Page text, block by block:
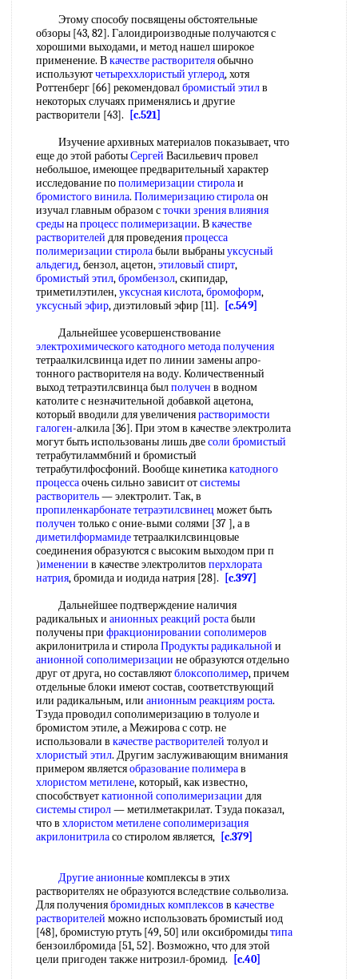
Этому способу посвящены обстоятельные
обзоры [43, 82]. Галоидироизводные получаются с
хорошими выходами, и метод нашел широкое
применение. Вкачестве растворителяобычно
используютчетыреххлористый углерод, хотя
Роттенберг [66] рекомендовалбромистый этилв
некоторых случаях применялись и другие
растворители [43].
[c.521]
Изучение архивных материалов показывает, что
еще до этой работыСергей Васильевич провел
небольшое, имеющее предварительный характер
исследование пополимеризации стиролаи
бромистого винила. Полимеризацию стиролаон
изучал главным образом сточки зрениявлияния
средынапроцесс полимеризации. Вкачестве
растворителей для проведенияпроцесса
полимеризации стиролабыли выбраныуксусный
альдегид, бензол, ацетон,этиловый спирт,
бромистый этил,бромбензол, скипидар,
триметилэтилен,уксусная кислота,бромоформ,
уксусный эфир, диэтиловый эфир [11].
[c.549]
Дальнейшее усовершенствование
электрохимического катодногометода получения
тетраалкилсвинца идет по линии замены апро-
тонного растворителя на воду. Количественный
выход тетраэтилсвинца былполучен в водном
католите с незначительной добавкой ацетона,
который вводили для увеличениярастворимости
галоген-алкила [36]. При этом в качестве электролита
могут быть использованы лишь двесоли бромистый
тетрабутиламмбний и бромистый
тетрабутилфосфоний. Вообще кинетикакатодного
процессаочень сильно зависит отсистемы
растворитель— электролит. Так, в
пропиленкарбонатететраэтилсвинец может быть
получен только с оние-выми солями [37 ], а в
диметилформамидететраалкилсвинцовые
соединения образуются с высоким выходом при п
)именении в качестве электролитов перхлората
натрия, бромида и иодида натрия [28].
[c.397]
Дальнейшее подтверждение наличия
радикальных и анионных реакций ростабыли
получены при фракционировании сополимеров
акрилонитрила и стиролаПродукты радикальной и
анионной сополимеризации не образуются отдельно
друг от друга, но составляютблоксополимер, причем
отдельные блоки имеют состав, соответствующий
или радикальным, или анионным реакциямроста.
Тзуда проводил сополимеризацию в толуоле и
бромистом этиле, а Межирова с сотр. не
использовали в качестве растворителей толуол и
хлористый этил. Другим заслуживающим внимания
примером являетсяобразование полимерав
хлористом метилене, который, как известно,
способствуеткатионной сополимеризации для
системы стирол— метилметакрилат. Тзуда показал,
что в хлористом метиленесополимеризация
акрилонитриласо стиролом является, [c.379]
Другие анионныекомплексы в этих
растворителях не образуются вследствие сольволиза.
Для получениябромидных комплексов в качестве
растворителей можно использовать бромистый иод
[48], бромистую ртуть [49, 50] или оксибромидытипа
бензоилбромида [51, 52]. Возможно, что для этой
цели пригоден также нитрозил-бромид.
[c.40]